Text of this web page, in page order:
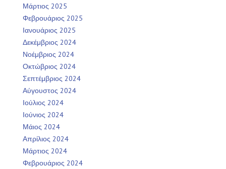
Μάρτιος 2025
Φεβρουάριος 2025
Ιανουάριος 2025
Δεκέμβριος 2024
Νοέμβριος 2024
Οκτώβριος 2024
Σεπτέμβριος 2024
Αύγουστος 2024
Ιούλιος 2024
Ιούνιος 2024
Μάιος 2024
Απρίλιος 2024
Μάρτιος 2024
Φεβρουάριος 2024